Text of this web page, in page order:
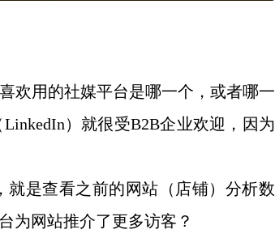
欢用的社媒平台是哪一个，或者哪一
LinkedIn）就很受B2B企业欢迎，因为
是查看之前的网站（店铺）分析数
为网站推介了更多访客？